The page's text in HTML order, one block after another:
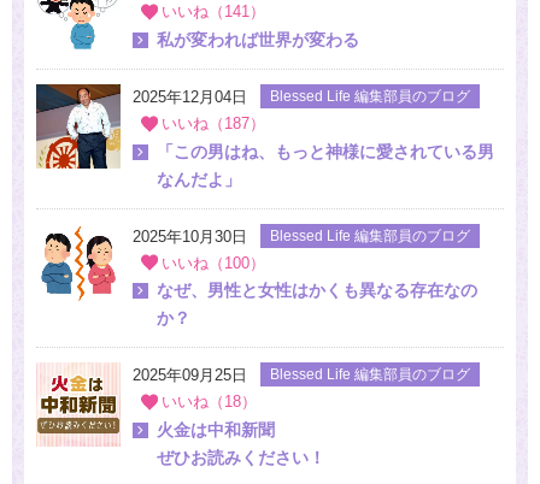
いいね（141）
私が変われば世界が変わる
2025年12月04日 Blessed Life 編集部員のブログ
いいね（187）
「この男はね、もっと神様に愛されている男
なんだよ」
2025年10月30日 Blessed Life 編集部員のブログ
いいね（100）
なぜ、男性と女性はかくも異なる存在なの
か？
2025年09月25日 Blessed Life 編集部員のブログ
いいね（18）
火金は中和新聞
ぜひお読みください！